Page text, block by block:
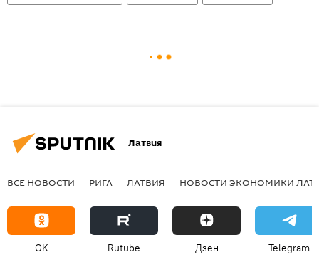
Латвия
ВСЕ НОВОСТИ РИГА ЛАТВИЯ НОВОСТИ ЭКОНОМИКИ
OK Rutube Дзен Telegram